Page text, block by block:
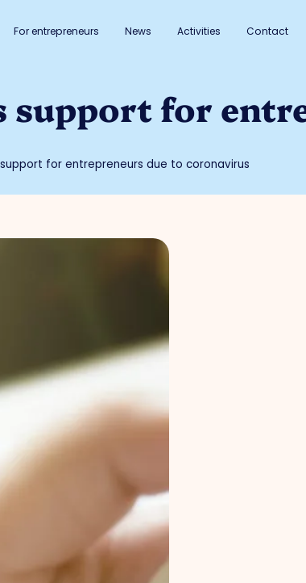
For entrepreneurs News Activities Contact
support for
for entrepreneurs due to coronavirus